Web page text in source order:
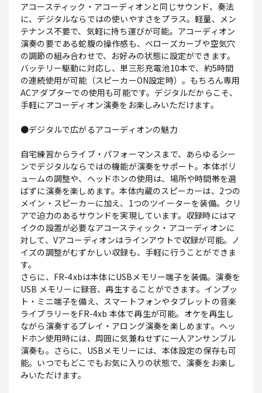
アコースティック・アコーディオンと同じサウンド、奏法
に、デジタルならではの使いやすさをプラス。軽量、メン
テナンス不要で、気軽に持ち運びが可能。アコーディオン
演奏の要である蛇腹の操作感も、ベローズカーブや空気穴
の調節の組み合わせで、お好みの状態に設定ができます。
バッテリー駆動に対応し、単三形充電池10本で、約5時間
の連続使用が可能（スピーカーON設定時）。もちろん専用
ACアダプターでの使用も可能です。デジタルだからこそ、
手軽にアコーディオン演奏をお楽しみいただけます。
●デジタルで広がるアコーディオンの魅力
自宅練習からライブ・パフォーマンスまで、あらゆるシー
ンでデジタルならではの機能が演奏をサポート。本体ボリ
ュームの調整や、ヘッドホンの使用は、場所や時間帯を選
ばずに演奏を楽しめます。本体内蔵のスピーカーは、2つの
メイン・スピーカーに加え、1つのツイーターを装備。クリ
アで迫力のあるサウンドを実現しています。収録時にはマ
イクの設置が必要なアコースティック・アコーディオンに
対して、Vアコーディオンはラインアウトで収録が可能。ノ
イズの調整がむずかしい収録も、手軽に行うことができま
す。
さらに、FR-4xbは本体にUSBメモリー端子を装備。演奏を
USB メモリーに録音、再生することができます。インプッ
ト・ミニ端子を備え、スマートフォンやタブレットの音楽
ライブラリーをFR-4xb 本体で再生が可能。オケを再生し
ながら演奏するプレイ・アロング演奏を楽しめます。ヘッ
ドホン使用時には、周囲に気兼ねせずに一人アンサンブル
演奏も。さらに、USBメモリーには、本体設定の保存も可
能。いつでもどこでもお気に入りの状態で、演奏をお楽し
みいただけます。